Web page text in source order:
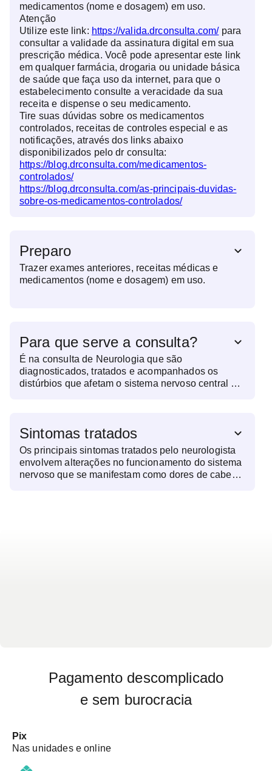
medicamentos (nome e dosagem) em uso.
Atenção
Utilize este link: https://valida.drconsulta.com/para
consultar a validade da assinatura digital em sua
prescrição médica. Você pode apresentar este link
em qualquer farmácia, drogaria ou unidade básica
de saúde que faça uso da internet, para que o
estabelecimento consulte a veracidade da sua
receita e dispense o seu medicamento.
Tire suas dúvidas sobre os medicamentos
controlados, receitas de controles especial e as
notificações, através dos links abaixo
disponibilizados pelo dr consulta:
https://blog.drconsulta.com/medicamentos-
controlados/
https://blog.drconsulta.com/as-principais-duvidas-
sobre-os-medicamentos-controlados/
Preparo
Trazer exames anteriores, receitas médicas e
medicamentos (nome e dosagem) em uso.
Para que serve a consulta?
É na consulta de Neurologia que são
diagnosticados, tratados e acompanhados os
distúrbios que afetam o sistema nervoso central e
como epilepsia, enxaqueca e doenças
neurodegenerativas. Portanto, pacientes que
apresentam alterações neurológicas súbitas ou
progressivas devem buscar essa avaliação
precoce para evitar complicações.
Sintomas tratados
Os principais sintomas tratados pelo neurologista
envolvem alterações no funcionamento do sistema
nervoso que se manifestam como dores de cabeça,
Pagamento descomplicado
e sem burocracia
Pix
Nas unidades e online